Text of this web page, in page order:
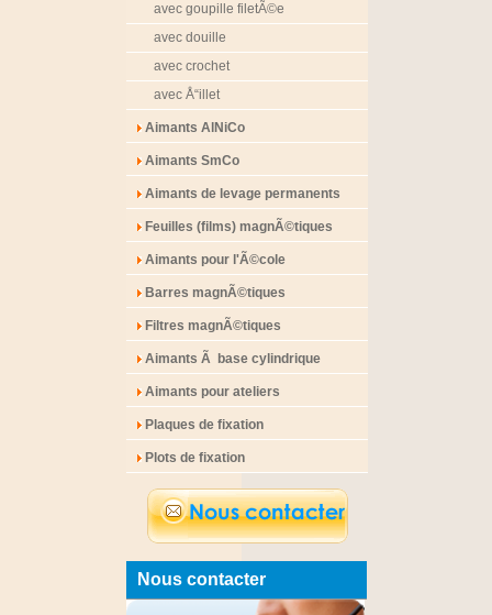
avec goupille filetÃ©e
avec douille
avec crochet
avec Å“illet
Aimants AlNiCo
Aimants SmCo
Aimants de levage permanents
Feuilles (films) magnÃ©tiques
Aimants pour l'Ã©cole
Barres magnÃ©tiques
Filtres magnÃ©tiques
Aimants Ã base cylindrique
Aimants pour ateliers
Plaques de fixation
Plots de fixation
Nous contacter